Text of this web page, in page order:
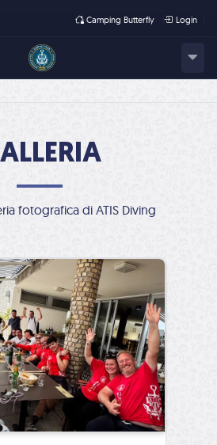
Camping Butterfly Login
fotografica di ATIS Diving